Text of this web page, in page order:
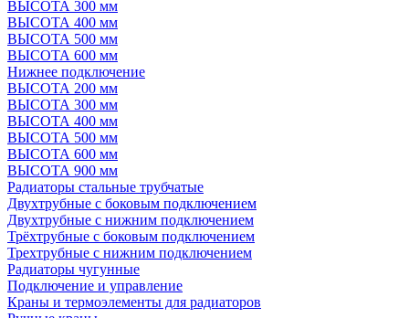
ВЫСОТА 300 мм
ВЫСОТА 400 мм
ВЫСОТА 500 мм
ВЫСОТА 600 мм
Нижнее подключение
ВЫСОТА 200 мм
ВЫСОТА 300 мм
ВЫСОТА 400 мм
ВЫСОТА 500 мм
ВЫСОТА 600 мм
ВЫСОТА 900 мм
Радиаторы стальные трубчатые
Двухтрубные с боковым подключением
Двухтрубные с нижним подключением
Трёхтрубные с боковым подключением
Трехтрубные с нижним подключением
Радиаторы чугунные
Подключение и управление
Краны и термоэлементы для радиаторов